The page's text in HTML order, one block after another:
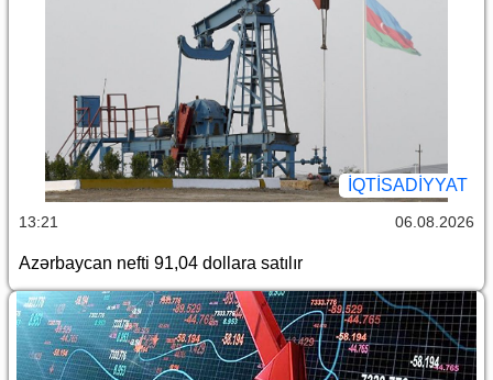
İQTİSADİYYAT
13:21 06.08.2026
Azərbaycan nefti 91,04 dollara satılır